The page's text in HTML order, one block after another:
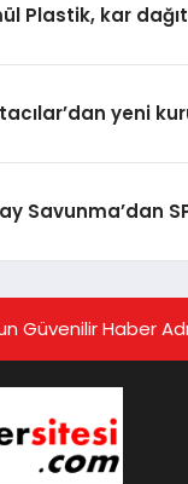
Plastik, kar
yeni
Savunma’dan
Güvenilir Haber